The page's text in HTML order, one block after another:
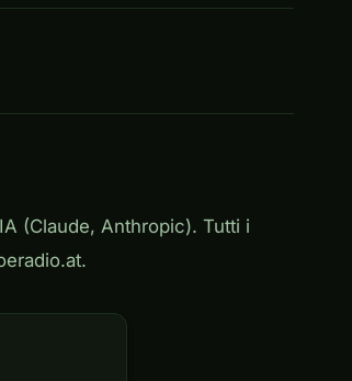
(Claude, Anthropic). Tutti i